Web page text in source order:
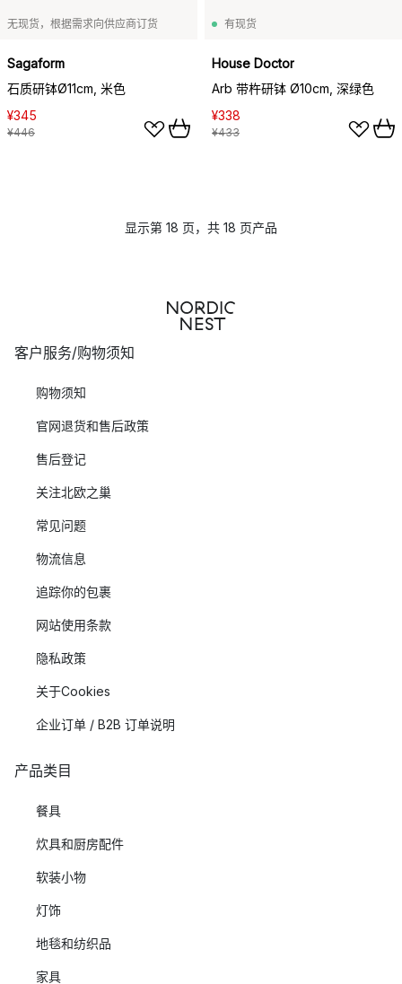
无现货，根据需求向供应商订货
Sagaform
石质研钵Ø11cm, 米色
¥345
¥446
有现货
House Doctor
Arb 带杵研钵 Ø10cm, 深绿色
¥338
¥433
显示第 18 页，共 18 页产品
客户服务/购物须知
购物须知
官网退货和售后政策
售后登记
关注北欧之巢
常见问题
物流信息
追踪你的包裹
网站使用条款
隐私政策
关于Cookies
企业订单 / B2B 订单说明
产品类目
餐具
炊具和厨房配件
软装小物
灯饰
地毯和纺织品
家具